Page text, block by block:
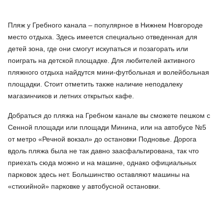
Пляж у Гребного канала – популярное в Нижнем Новгороде
место отдыха. Здесь имеется специально отведенная для
детей зона, где они смогут искупаться и позагорать или
поиграть на детской площадке. Для любителей активного
пляжного отдыха найдутся мини-футбольная и волейбольная
площадки. Стоит отметить также наличие неподалеку
магазинчиков и летних открытых кафе.
Добраться до пляжа на Гребном канале вы сможете пешком с
Сенной площади или площади Минина, или на автобусе №5
от метро «Речной вокзал» до остановки Подновье. Дорога
вдоль пляжа была не так давно заасфальтирована, так что
приехать сюда можно и на машине, однако официальных
парковок здесь нет. Большинство оставляют машины на
«стихийной» парковке у автобусной остановки.